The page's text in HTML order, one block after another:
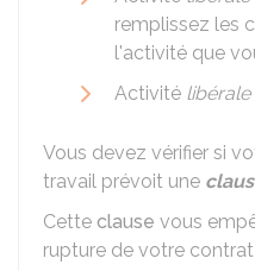
remplissez les
l'activité que
Activité
Vous devez vérifier si
travail prévoit une
Cette clause vous
rupture de votre